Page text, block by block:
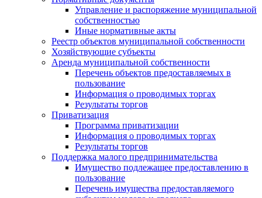
Управление и распоряжение муниципальной
собственностью
Иные нормативные акты
Реестр объектов муниципальной собственности
Хозяйствующие субъекты
Аренда муниципальной собственности
Перечень объектов предоставляемых в
пользование
Информация о проводимых торгах
Результаты торгов
Приватизация
Программа приватизации
Информация о проводимых торгах
Результаты торгов
Поддержка малого предпринимательства
Имущество подлежащее предоставлению в
пользование
Перечень имущества предоставляемого